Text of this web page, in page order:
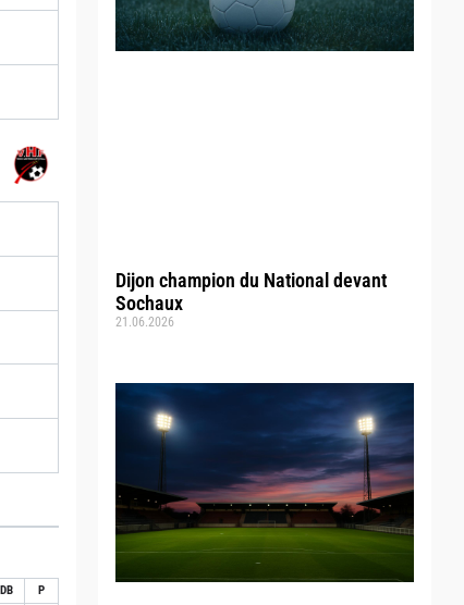
Dijon champion du National devant
Sochaux
21.06.2026
DB P